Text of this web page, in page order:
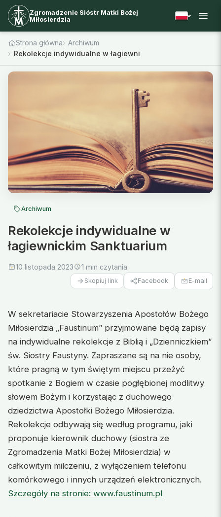
Zgromadzenie Sióstr Matki Bożej
Miłosierdzia
Strona główna
Archiwum
Rekolekcje indywidualne w łagiewnickim Sanktuarium
Archiwum
Rekolekcje indywidualne w
łagiewnickim Sanktuarium
10 listopada 2023 1 min czytania
Skopiuj link Facebook E-mail
W sekretariacie Stowarzyszenia Apostołów Bożego
Miłosierdzia „Faustinum” przyjmowane będą zapisy
na indywidualne rekolekcje z Biblią i „Dzienniczkiem”
św. Siostry Faustyny. Zapraszane są na nie osoby,
które pragną w tym świętym miejscu przeżyć
spotkanie z Bogiem w czasie pogłębionej modlitwy
słowem Bożym i korzystając z duchowego
dziedzictwa Apostołki Bożego Miłosierdzia.
Rekolekcje odbywają się według programu, jaki
proponuje kierownik duchowy (siostra ze
Zgromadzenia Matki Bożej Miłosierdzia) w
całkowitym milczeniu, z wyłączeniem telefonu
komórkowego i innych urządzeń elektronicznych.
Szczegóły na stronie: www.faustinum.pl